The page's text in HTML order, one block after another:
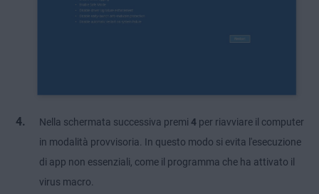
Nella schermata successiva premi 4 per riavviare il computer
in modalità provvisoria. In questo modo si evita l'esecuzione
di app non essenziali, come il programma che ha attivato il
virus macro.